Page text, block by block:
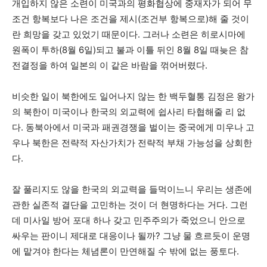
개입하지 않은 소련이 미국과의 평화협상에 중재자가 되어 무
조건 항복보다 나은 조건을 제시(조건부 항복으로)해 줄 것이
란 희망을 갖고 있었기 때문이다. 그러나 소련은 히로시마에
원폭이 투하(8월 6일)되고 불과 이틀 뒤인 8월 8일 때늦은 참
전결정을 하여 일본의 이 같은 바람을 꺾어버렸다.
비슷한 일이 북한에도 일어나지 않는 한 백두혈통 김정은 왕가
의 북한이 미국이나 한국의 외교력에 쉽사리 타협해줄 리 없
다. 동북아에서 미국과 패권경쟁을 벌이는 중국에게 미우나 고
우나 북한은 전략적 자산가치가 전략적 부채 가능성을 상회한
다.
잘 풀리지도 않을 한국의 외교력을 들먹이느니 우리는 생존에
관한 실존적 결단을 고민하는 것이 더 현명하다는 거다. 그런
데 미사일 방어 포대 하나 갖고 민주주의가 죽었으니 안으로
싸우는 판이니 제대로 대응이나 될까? 그냥 물 흐르듯이 운명
에 맡겨야 한다는 체념론이 만연해질 수 밖에 없는 풍토다.